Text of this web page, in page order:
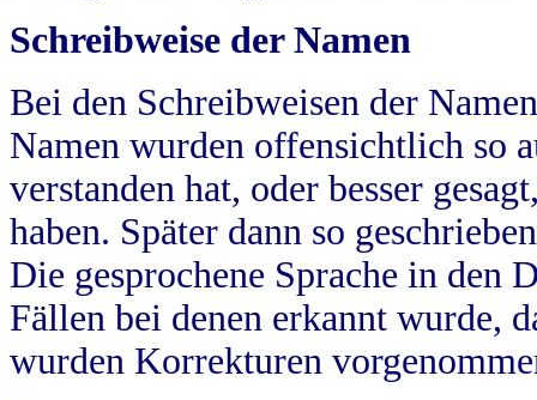
Schreibweise der Namen
Bei den Schreibweisen der
Namen wurden offensichtlich so
verstanden hat, oder besser
haben. Später dann so
Die gesprochene Sprache in
Fällen bei denen erkannt wurde,
wurden Korrekturen